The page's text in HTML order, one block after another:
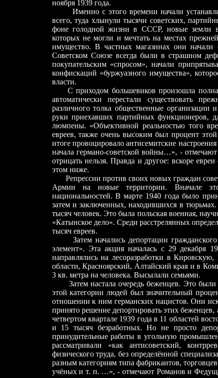
ноября 1939 года.
Именно с этого времени начали
всего, туда хлынули тысячи советских,
фоне голодной жизни в СССР, новые земли
которых не могли и мечтать на местах
имущество. В частных магазинах они
Советском Союзе всегда были в страшном
покупательским «спросом», начали
конфискаций «буржуазного имущества»,
власти.
С приходом большевиков произошла
автоматически перестали существовать
различного толка общественные организации
руки приехавших партийных функционеров,
люмпены. «Объективной реальностью того
евреев, также очень высоким был процент
итоге провоцировало антисемитские
начала германо-советской войны…», -
отрицать нельзя. Правда и другое: вскоре
этом ниже.
Репрессии против своих новых граждан
Армии на новые территории. Вначале
национальностей. В марте 1940 года было
затем и заключенных, находившихся в
тысяч человек. Это была польская военная,
«Катынское дело». Среди расстрелянных
тысяч евреев.
Затем начались депортации
элемент». Эта акция началась с 29 декабря
направлялись на лесоразработки в
области, Красноярский, Алтайский края и в
3 кв. метра на человека. Высылали семьями.
Затем настала очередь беженцев. Это были
этой категории людей был значительный
отношении к ним германских нацистов. Они
принято решение депортировать этих
четвертом квартале 1939 года в 11 областей
и 15 тысяч безработных. Но не просто
принудительные работы в угольную
рассматривали «как антисоветский,
физического труда, без определённой
разным категориям типа фабрикантов,
учёных и т. п. …», - отмечают Романов и